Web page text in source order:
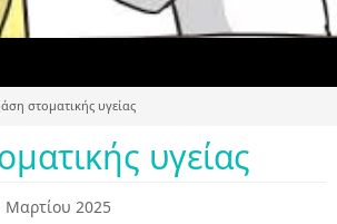
στοματικής υγείας
υγείας
Μαρτίου 2025